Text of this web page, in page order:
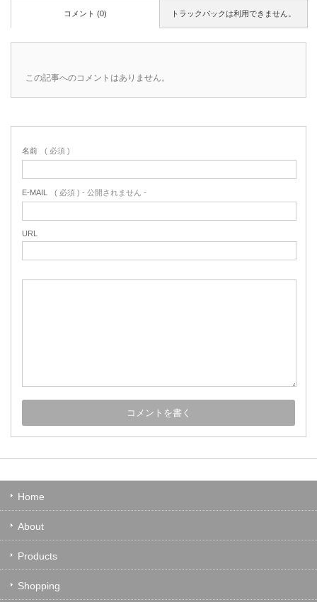
トラックバックは利用できません。
コメント (0)
この記事へのコメントはありません。
名前 ( 必須 )
E-MAIL ( 必須 ) - 公開されません -
URL
Home
About
Products
Shopping